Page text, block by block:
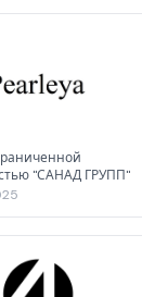
"САНАД ГРУПП"